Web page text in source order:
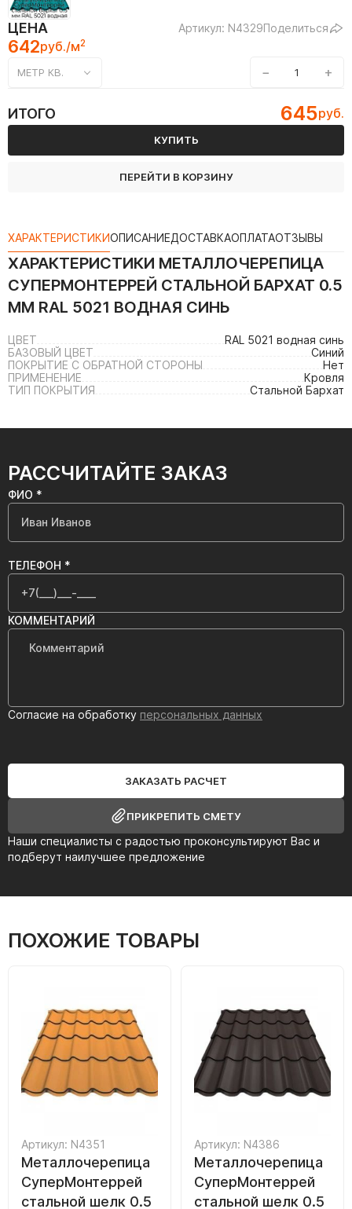
ЦЕНА Артикул: N4329Поделиться
642руб./м2
МЕТР КВ. − +
ИТОГО 645руб.
КУПИТЬ
ПЕРЕЙТИ В КОРЗИНУ
ХАРАКТЕРИСТИКИОПИСАНИЕДОСТАВКАОПЛАТАОТЗЫВЫ
ХАРАКТЕРИСТИКИ МЕТАЛЛОЧЕРЕПИЦА
СУПЕРМОНТЕРРЕЙ СТАЛЬНОЙ БАРХАТ 0.5
ММ RAL 5021 ВОДНАЯ СИНЬ
ЦВЕТ
RAL 5021 водная синь
БАЗОВЫЙ ЦВЕТ
Синий
ПОКРЫТИЕ С ОБРАТНОЙ СТОРОНЫ
Нет
ПРИМЕНЕНИЕ
Кровля
ТИП ПОКРЫТИЯ
Стальной Бархат
РАССЧИТАЙТЕ ЗАКАЗ
Наши специалисты с радостью проконсультируют Вас и
подберут наилучшее предложение
ФИО *
ТЕЛЕФОН *
КОММЕНТАРИЙ
Согласие на обработку персональных данных
ЗАКАЗАТЬ РАСЧЕТ
ПРИКРЕПИТЬ СМЕТУ
ПОХОЖИЕ ТОВАРЫ
Артикул: N4351
Металлочерепица
СуперМонтеррей
стальной шелк 0.5
Артикул: N4386
Металлочерепица
СуперМонтеррей
стальной шелк 0.5